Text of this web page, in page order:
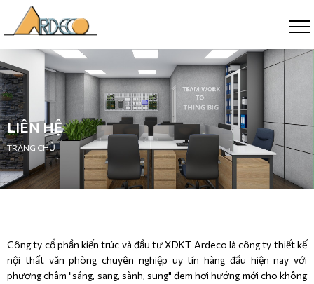
LIÊN HỆ
TRANG CHỦ
Công ty cổ phần kiến trúc và đầu tư XDKT Ardeco là công ty thiết kế
nội thất văn phòng chuyên nghiệp uy tín hàng đầu hiện nay với
phương châm "sáng, sang, sành, sung" đem hơi hướng mới cho không